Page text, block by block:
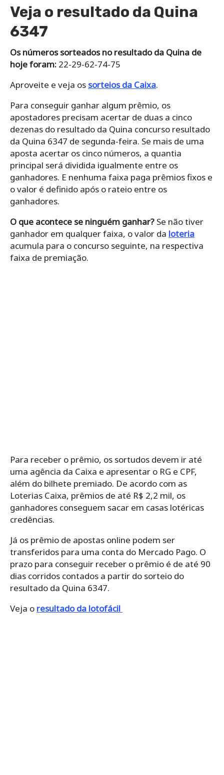
Veja o resultado da Quina
6347
Os números sorteados no resultado da Quina de
hoje foram: 22-29-62-74-75
Aproveite e veja os sorteios da Caixa.
Para conseguir ganhar algum prêmio, os
apostadores precisam acertar de duas a cinco
dezenas do resultado da Quina concurso resultado
da Quina 6347 de segunda-feira. Se mais de uma
aposta acertar os cinco números, a quantia
principal será dividida igualmente entre os
ganhadores. E nenhuma faixa paga prêmios fixos e
o valor é definido após o rateio entre os
ganhadores.
O que acontece se ninguém ganhar? Se não tiver
ganhador em qualquer faixa, o valor da loteria
acumula para o concurso seguinte, na respectiva
faixa de premiação.
Para receber o prêmio, os sortudos devem ir até
uma agência da Caixa e apresentar o RG e CPF,
além do bilhete premiado. De acordo com as
Loterias Caixa, prêmios de até R$ 2,2 mil, os
ganhadores conseguem sacar em casas lotéricas
credências.
Já os prêmio de apostas online podem ser
transferidos para uma conta do Mercado Pago. O
prazo para conseguir receber o prêmio é de até 90
dias corridos contados a partir do sorteio do
resultado da Quina 6347.
Veja o resultado da lotofácil